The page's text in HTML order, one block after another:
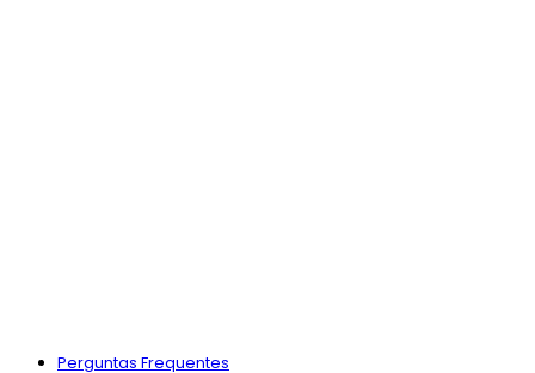
Perguntas Frequentes